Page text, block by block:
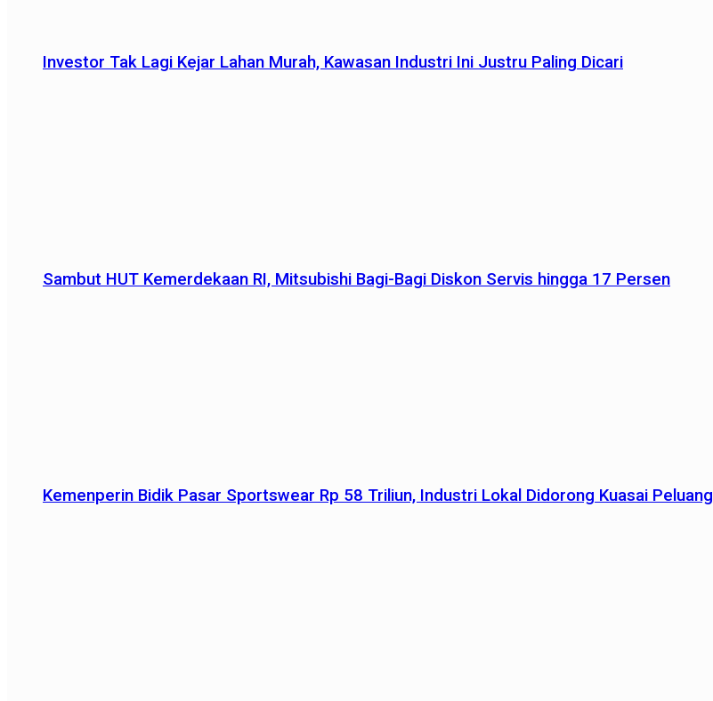
Investor Tak Lagi Kejar Lahan Murah, Kawasan Industri Ini Justru Paling Dicari
Sambut HUT Kemerdekaan RI, Mitsubishi Bagi-Bagi Diskon Servis hingga 17 Persen
Kemenperin Bidik Pasar Sportswear Rp 58 Triliun, Industri Lokal Didorong Kuasai Peluang